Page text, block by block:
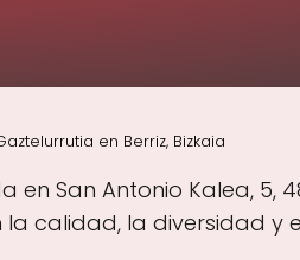
en Berriz, Bizkaia
San Antonio Kalea, 5,
calidad, la diversidad y